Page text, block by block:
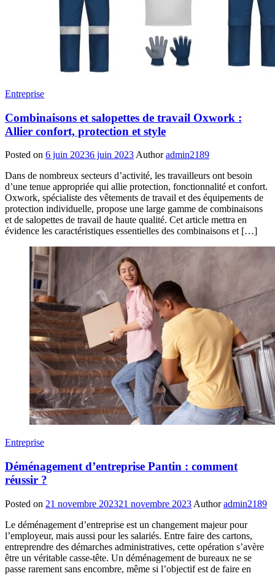
Entreprise
Combinaisons et salopettes de travail Oxwork :
Allier confort, protection et style
Posted on 6 juin 20236 juin 2023 Author admin2189
Dans de nombreux secteurs d’activité, les travailleurs ont besoin
d’une tenue appropriée qui allie protection, fonctionnalité et confort.
Oxwork, spécialiste des vêtements de travail et des équipements de
protection individuelle, propose une large gamme de combinaisons
et de salopettes de travail de haute qualité. Cet article mettra en
évidence les caractéristiques essentielles des combinaisons et […]
Entreprise
Déménagement d’entreprise Pantin : comment
réussir ?
Posted on 21 novembre 202321 novembre 2023 Author admin2189
Le déménagement d’entreprise est un changement majeur pour
l’employeur, mais aussi pour les salariés. Entre faire des cartons,
entreprendre des démarches administratives, cette opération s’avère
être un véritable casse-tête. Un déménagement de bureaux ne se
passe rarement sans encombre, même si l’objectif est de faire en